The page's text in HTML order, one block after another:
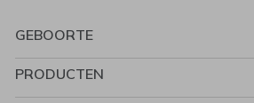
GEBOORTE
PRODUCTEN